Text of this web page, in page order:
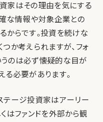
家はその理由を気にする
確な情報や対象企業との
からです。投資を続けな
か考えられますが、フォ
のは必ず懐疑的な目が
る必要があります。
テージ投資家はアーリー
はファンドを外部から観